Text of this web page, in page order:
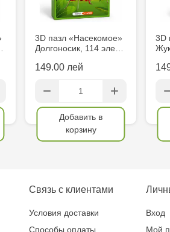
3D пазл «Насекомое»
Долгоносик, 114 эле…
149.00 лей
Добавить в
корзину
3D
Связь с клиентами
Условия доставки
Способы оплаты
Вход
Мой